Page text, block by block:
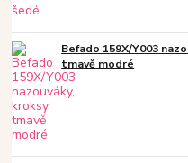
Befado 159X/Y003
tmavě modré